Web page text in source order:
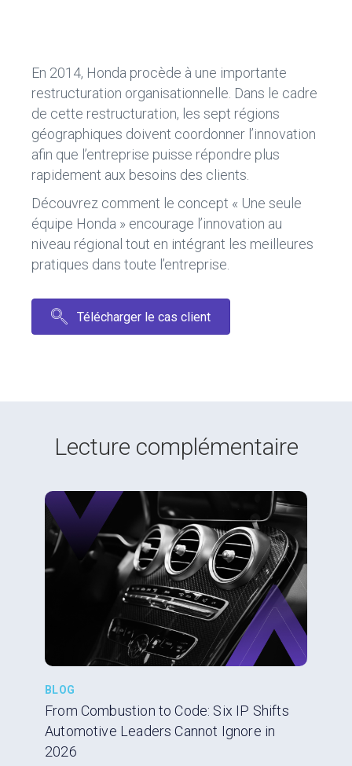
o
ok
n
En 2014, Honda procède à une importante
restructuration organisationnelle. Dans le cadre
de cette restructuration, les sept régions
géographiques doivent coordonner l’innovation
afin que l’entreprise puisse répondre plus
rapidement aux besoins des clients.
Découvrez comment le concept « Une seule
équipe Honda » encourage l’innovation au
niveau régional tout en intégrant les meilleures
pratiques dans toute l’entreprise.
Télécharger le cas client
Lecture complémentaire
BLOG
From Combustion to Code: Six IP Shifts
Automotive Leaders Cannot Ignore in
2026